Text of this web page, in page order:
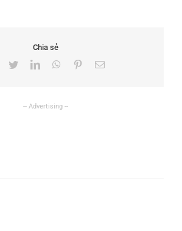
Chia sẻ
Facebook
TwitterLinkedInWhatsApp
PinterestEmail